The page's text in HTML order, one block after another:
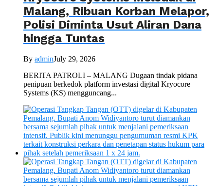
Malang, Ribuan Korban Melapor,
Polisi Diminta Usut Aliran Dana
hingga Tuntas
By adminJuly 29, 2026
BERITA PATROLI – MALANG Dugaan tindak pidana
penipuan berkedok platform investasi digital Kryocore
Systems (KS) mengguncang...